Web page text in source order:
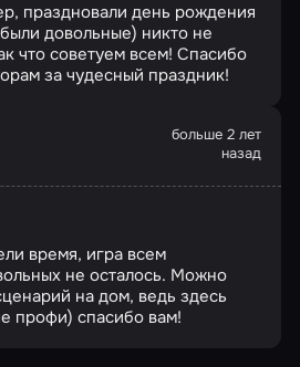
праздновали день рождения
довольные) никто не
что советуем всем! Спасибо
за чудесный праздник!
больше 2 лет
назад
время, игра всем
не осталось. Можно
на дом, ведь здесь
профи) спасибо вам!